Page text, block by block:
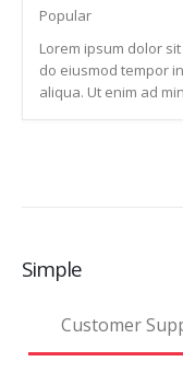
Popular
Lorem ipsum dolor
do eiusmod tempor
aliqua. Ut enim ad
Simple
Customer